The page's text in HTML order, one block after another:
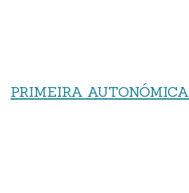
PRIMEIRA AUTONÓMICA